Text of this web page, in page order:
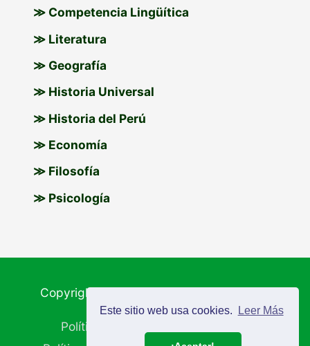
Este sitio web usa cookies. Leer Más
≫ Competencia Lingüítica
≫ Literatura
≫ Geografía
≫ Historia Universal
≫ Historia del Perú
≫ Economía
≫ Filosofía
≫ Psicología
Copyright © 2026Materiales Educativos
Política de Cookies